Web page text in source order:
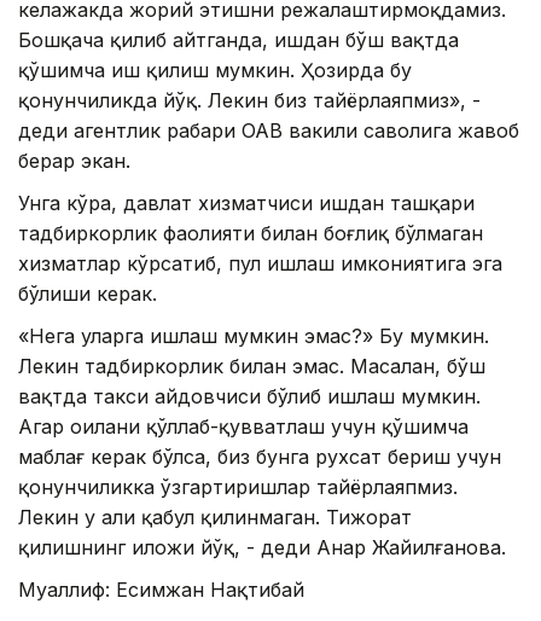
келажакда жорий этишни режалаштирмоқдамиз.
Бошқача қилиб айтганда, ишдан бўш вақтда
қўшимча иш қилиш мумкин. Ҳозирда бу
қонунчиликда йўқ. Лекин биз тайёрлаяпмиз», -
деди агентлик раҳбари ОАВ вакили саволига жавоб
берар экан.
Унга кўра, давлат хизматчиси ишдан ташқари
тадбиркорлик фаолияти билан боғлиқ бўлмаган
хизматлар кўрсатиб, пул ишлаш имкониятига эга
бўлиши керак.
«Нега уларга ишлаш мумкин эмас?» Бу мумкин.
Лекин тадбиркорлик билан эмас. Масалан, бўш
вақтда такси ҳайдовчиси бўлиб ишлаш мумкин.
Агар оилани қўллаб-қувватлаш учун қўшимча
маблағ керак бўлса, биз бунга рухсат бериш учун
қонунчиликка ўзгартиришлар тайёрлаяпмиз.
Лекин у ҳали қабул қилинмаган. Тижорат
қилишнинг иложи йўқ, - деди Анар Жайилғанова.
Муаллиф: Есимжан Нақтибай